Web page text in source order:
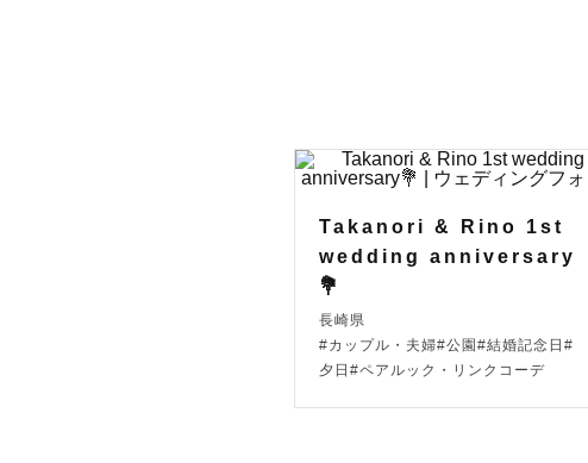
6歳と3歳、2人
ファミリー撮影
ウェディング前
ます。
どうぞ気軽に「
⸻
Takanori & Rino 1st
wedding anniversary
💐
長崎県
#カップル・夫婦#公園#結婚記念日#
夕日#ペアルック・リンクコーデ